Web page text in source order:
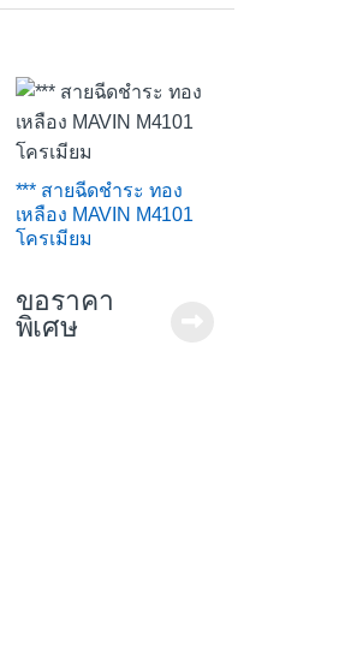
*** สายฉีดชำระ ทอง
เหลือง MAVIN M4101
โครเมียม
ขอราคา
พิเศษ